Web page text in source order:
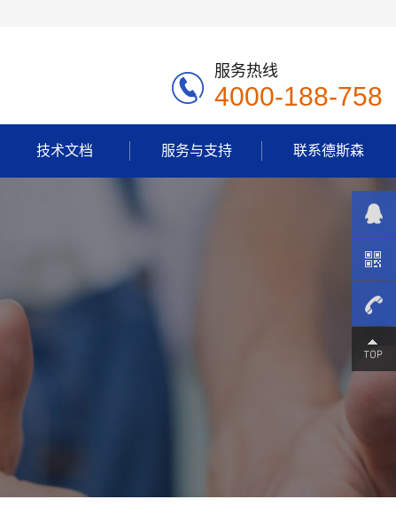
服务热线
4000-188-758
技术文档 服务与支持 联系德斯森
4000-
758